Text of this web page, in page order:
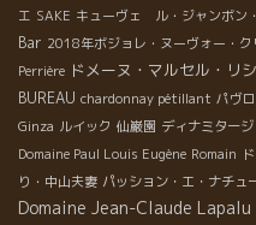
エ SAKE キューヴェ ル・ジャンボン
Bar 2018年ボジョレ・ヌーヴォー・ク
Perrière ドメーヌ・マルセル・リ
BUREAU chardonnay pétillant パヴロ
Ginza ルイック 仙巌園 ディナミタージ
Domaine Paul Louis Eugène Romain
り・中山夫妻 パッション・エ・ナチュ
Domaine Jean-Claude Lapalu